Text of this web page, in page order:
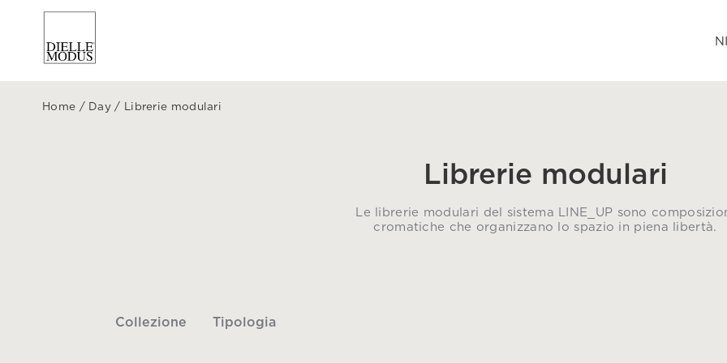
Home / Day / Librerie modulari
Librerie modulari
Le librerie modulari del sistema LINE_UP sono
cromatiche che organizzano lo spazio in piena libertà.
Collezione Tipologia